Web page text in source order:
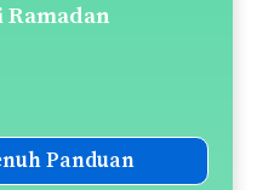
Ramadan
Panduan